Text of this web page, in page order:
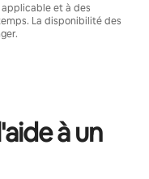
et à des
La disponibilité des
à un